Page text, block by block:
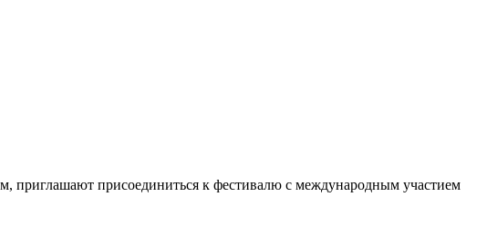
приглашают присоединиться к фестивалю с международным участием